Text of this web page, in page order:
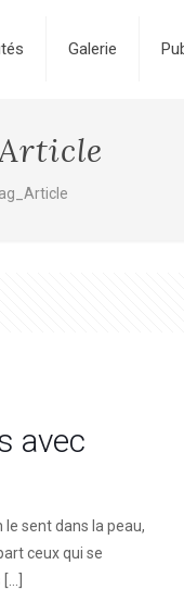
Galerie
avec
le sent dans la peau,
ceux qui se